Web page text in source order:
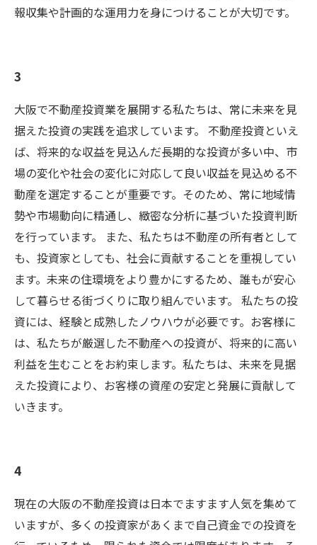
報収集や計画的な運用力を身につけることが大切です。
3
大阪で不動産投資業を展開する私たちは、常に未来を見
据えた投資の実践を追求しています。 不動産投資といえ
ば、将来的な収益を見込んだ長期的な投資が多い中、市
場の変化や社会の変化に対応して良い収益を見込める不
動産を選定することが重要です。そのため、常に地域情
勢や市場動向に精通し、緻密な分析に基づいた投資判断
を行っています。 また、私たちは不動産の所有者として
も、投資家としても、社会に貢献することを重視してい
ます。未来の住環境をより豊かにするため、誰もが安心
して暮らせる街づくりに取り組んでいます。 私たちの投
資には、経験と成熟したノウハウが必要です。お客様に
は、私たちが厳選した不動産への投資が、将来的に高い
利益を生むことをお約束します。私たちは、未来を見据
えた投資により、お客様の資産の安定と発展に貢献して
いきます。
4
現在の大阪の不動産投資は日本でますます人気を集めて
いますが、多くの投資家があくまで自己資金での投資を